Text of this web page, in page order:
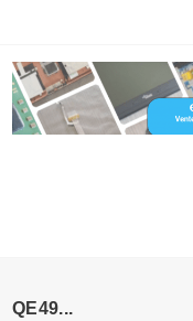
content
QE49...